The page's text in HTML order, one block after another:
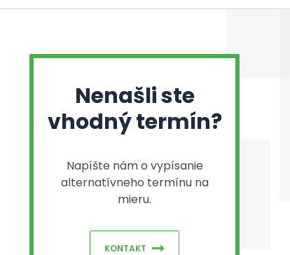
Nenašli ste
vhodný termín?
Napíšte nám o vypísanie
alternatívneho termínu na
mieru.
KONTAKT